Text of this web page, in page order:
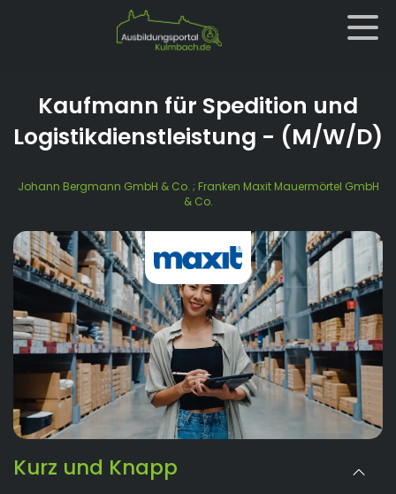
Kaufmann für Spedition und
Logistikdienstleistung - (M/W/D)
Johann Bergmann GmbH & Co. ; Franken Maxit Mauermörtel GmbH
& Co.
Kurz und Knapp